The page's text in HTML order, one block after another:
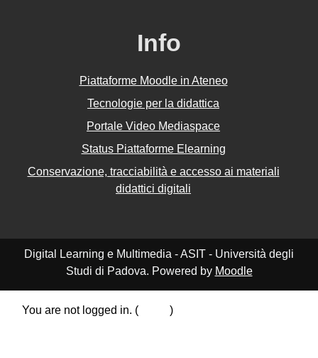
Info
Piattaforme Moodle in Ateneo
Tecnologie per la didattica
Portale Video Mediaspace
Status Piattaforme Elearning
Conservazione, tracciabilità e accesso ai materiali
didattici digitali
Digital Learning e Multimedia - ASIT - Università degli
Studi di Padova. Powered by Moodle
You are not logged in. (
)